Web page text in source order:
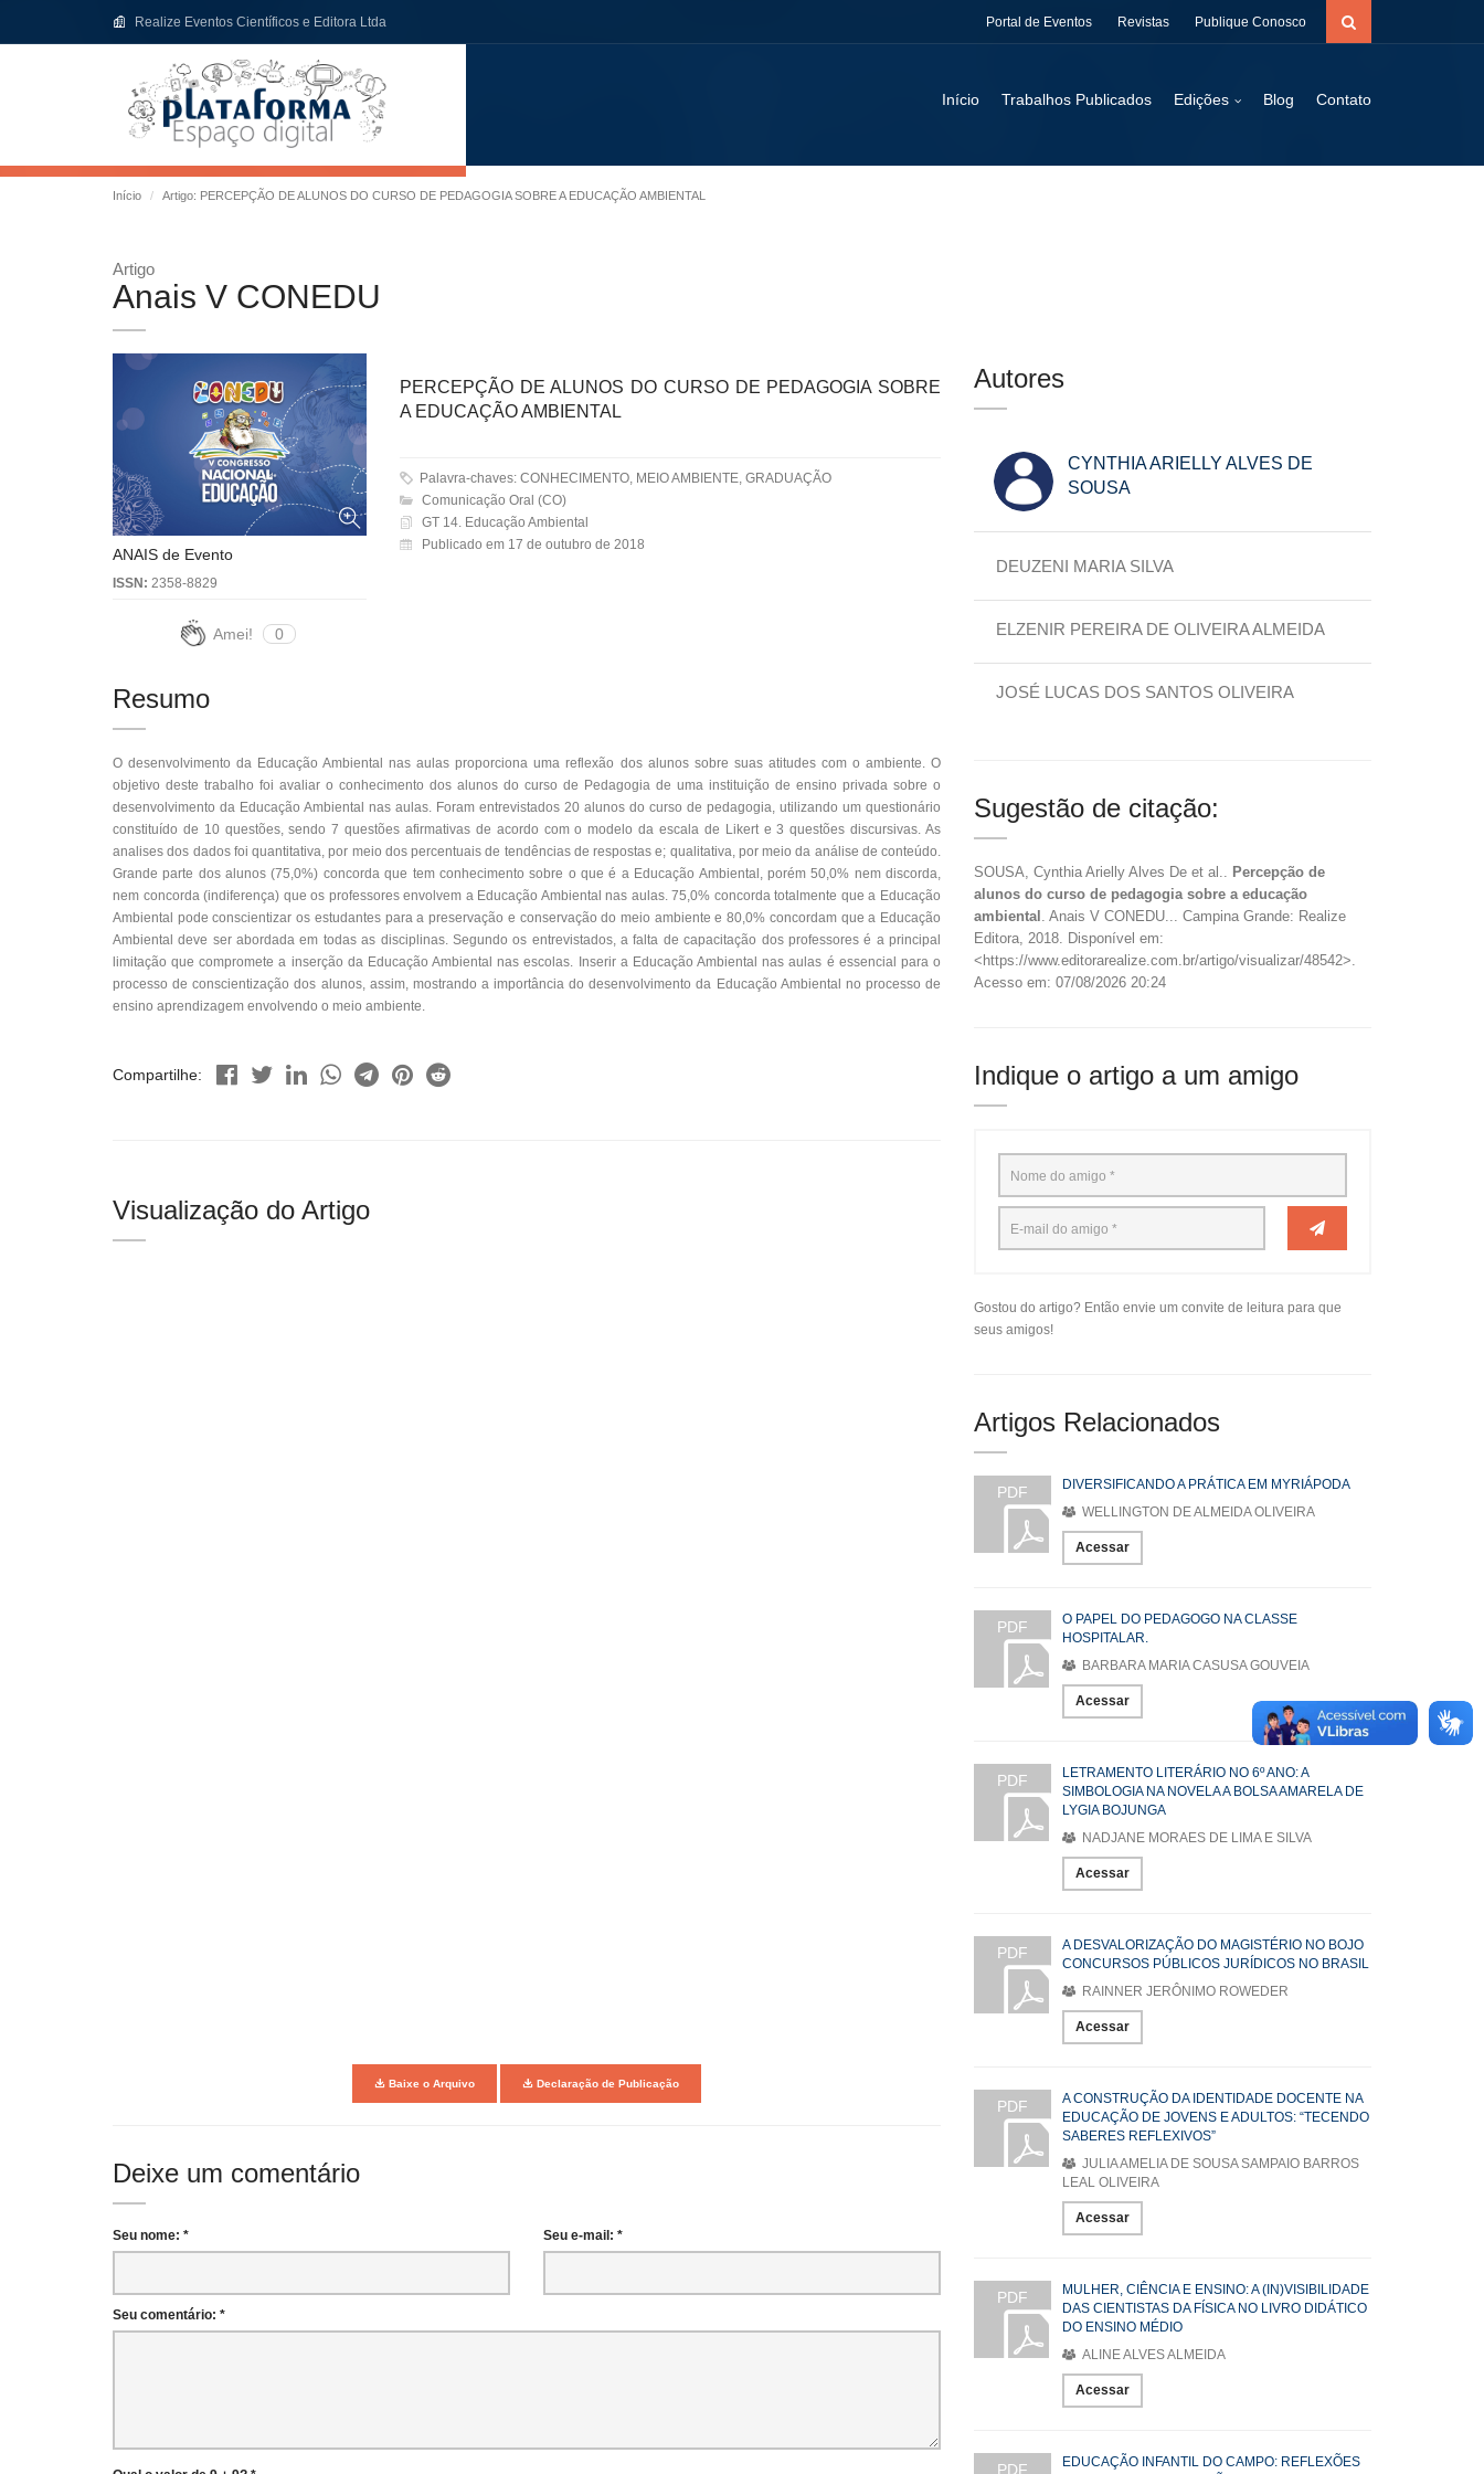
Realize Eventos Científicos e Editora Ltda Portal de Eventos Revistas Publique Conosco
Início Trabalhos Publicados Edições Blog Contato
Início Artigo: PERCEPÇÃO DE ALUNOS DO CURSO DE PEDAGOGIA SOBRE A EDUCAÇÃO AMBIENTAL
Artigo
Anais V CONEDU
ANAIS de Evento
ISSN: 2358-8829
Amei! 0
PERCEPÇÃO DE ALUNOS DO CURSO DE PEDAGOGIA SOBRE
A EDUCAÇÃO AMBIENTAL
Palavra-chaves: CONHECIMENTO, MEIO AMBIENTE, GRADUAÇÃO
Comunicação Oral (CO)
GT 14. Educação Ambiental
Publicado em 17 de outubro de 2018
Resumo
O desenvolvimento da Educação Ambiental nas aulas proporciona uma reflexão dos alunos sobre suas atitudes com o ambiente. O
objetivo deste trabalho foi avaliar o conhecimento dos alunos do curso de Pedagogia de uma instituição de ensino privada sobre o
desenvolvimento da Educação Ambiental nas aulas. Foram entrevistados 20 alunos do curso de pedagogia, utilizando um questionário
constituído de 10 questões, sendo 7 questões afirmativas de acordo com o modelo da escala de Likert e 3 questões discursivas. As
analises dos dados foi quantitativa, por meio dos percentuais de tendências de respostas e; qualitativa, por meio da análise de conteúdo.
Grande parte dos alunos (75,0%) concorda que tem conhecimento sobre o que é a Educação Ambiental, porém 50,0% nem discorda,
nem concorda (indiferença) que os professores envolvem a Educação Ambiental nas aulas. 75,0% concorda totalmente que a Educação
Ambiental pode conscientizar os estudantes para a preservação e conservação do meio ambiente e 80,0% concordam que a Educação
Ambiental deve ser abordada em todas as disciplinas. Segundo os entrevistados, a falta de capacitação dos professores é a principal
limitação que compromete a inserção da Educação Ambiental nas escolas. Inserir a Educação Ambiental nas aulas é essencial para o
processo de conscientização dos alunos, assim, mostrando a importância do desenvolvimento da Educação Ambiental no processo de
ensino aprendizagem envolvendo o meio ambiente.
Compartilhe:
Visualização do Artigo
Baixe o Arquivo Declaração de Publicação
Deixe um comentário
Seu nome: * Seu e-mail: *
Seu comentário: *
Autores
CYNTHIA ARIELLY ALVES DE
SOUSA
DEUZENI MARIA SILVA
ELZENIR PEREIRA DE OLIVEIRA ALMEIDA
JOSÉ LUCAS DOS SANTOS OLIVEIRA
Sugestão de citação:
SOUSA, Cynthia Arielly Alves De et al.. Percepção de
alunos do curso de pedagogia sobre a educação
ambiental . Anais V CONEDU... Campina Grande: Realize
Editora, 2018. Disponível em:
<https://www.editorarealize.com.br/artigo/visualizar/48542>.
Acesso em: 07/08/2026 20:24
Indique o artigo a um amigo
Gostou do artigo? Então envie um convite de leitura para que
seus amigos!
Artigos Relacionados
PDF
DIVERSIFICANDO A PRÁTICA EM MYRIÁPODA
WELLINGTON DE ALMEIDA OLIVEIRA
Acessar
PDF
O PAPEL DO PEDAGOGO NA CLASSE
HOSPITALAR.
BARBARA MARIA CASUSA GOUVEIA
Acessar
PDF
LETRAMENTO LITERÁRIO NO 6º ANO: A
SIMBOLOGIA NA NOVELA A BOLSA AMARELA DE
LYGIA BOJUNGA
NADJANE MORAES DE LIMA E SILVA
Acessar
PDF
A DESVALORIZAÇÃO DO MAGISTÉRIO NO BOJO
CONCURSOS PÚBLICOS JURÍDICOS NO BRASIL
RAINNER JERÔNIMO ROWEDER
Acessar
PDF
A CONSTRUÇÃO DA IDENTIDADE DOCENTE NA
EDUCAÇÃO DE JOVENS E ADULTOS: “TECENDO
SABERES REFLEXIVOS”
JULIA AMELIA DE SOUSA SAMPAIO BARROS
LEAL OLIVEIRA
Acessar
PDF
MULHER, CIÊNCIA E ENSINO: A (IN)VISIBILIDADE
DAS CIENTISTAS DA FÍSICA NO LIVRO DIDÁTICO
DO ENSINO MÉDIO
ALINE ALVES ALMEIDA
Acessar
PDF
EDUCAÇÃO INFANTIL DO CAMPO: REFLEXÕES